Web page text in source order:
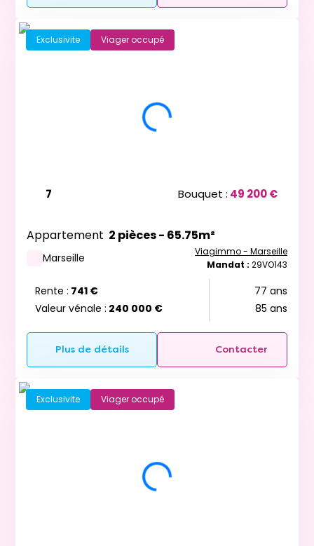
Exclusivite Viager occupé
7 Bouquet : 49 200 €
Appartement 2 pièces - 65.75m²
Marseille
Viagimmo - Marseille
Mandat : 29VO143
Rente : 741 €
Valeur vénale : 240 000 €
77 ans
85 ans
Plus de détails Contacter
Exclusivite Viager occupé